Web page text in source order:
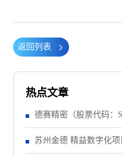
返回列表
热点文章
德赛精密（股票代码：
精益注塑项目！
苏州金德 精益数字化